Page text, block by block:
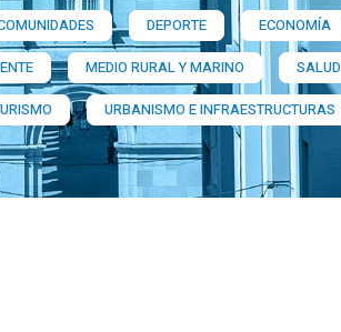
DEPORTE ECONOMÍA
MEDIO RURAL Y MARINO SALUD
URBANISMO E INFRAESTRUCTURAS